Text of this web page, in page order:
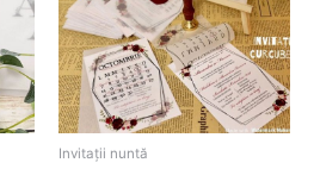
Invitații nuntă